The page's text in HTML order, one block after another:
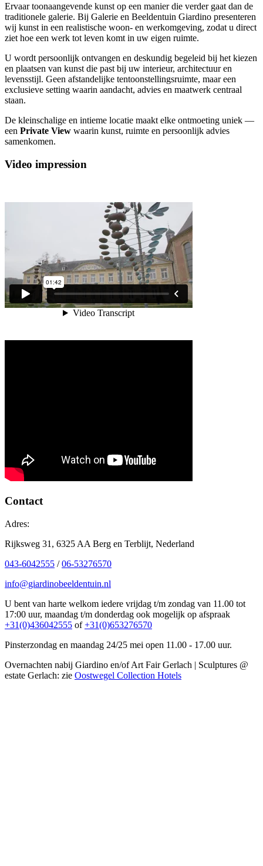
Ervaar toonaangevende kunst op een manier die verder gaat dan de
traditionele galerie. Bij Galerie en Beeldentuin Giardino presenteren
wij kunst in een realistische woon- en werkomgeving, zodat u direct
ziet hoe een werk tot leven komt in uw eigen ruimte.
U wordt persoonlijk ontvangen en deskundig begeleid bij het kiezen
en plaatsen van kunst die past bij uw interieur, architectuur en
levensstijl. Geen afstandelijke tentoonstellingsruimte, maar een
exclusieve setting waarin aandacht, advies en maatwerk centraal
staan.
De kleinschalige en intieme locatie maakt elke ontmoeting uniek —
een Private View waarin kunst, ruimte en persoonlijk advies
samenkomen.
Video impression
Contact
Adres:
Rijksweg 31, 6325 AA Berg en Terblijt, Nederland
043-6042555 /06-53276570
info@giardinobeeldentuin.nl
U bent van harte welkom iedere vrijdag t/m zondag van 11.00 tot
17:00 uur, maandag t/m donderdag ook mogelijk op afspraak
+31(0)436042555 of+31(0)653276570
Pinsterzondag en maandag 24/25 mei open 11.00 - 17.00 uur.
Overnachten nabij Giardino en/of Art Fair Gerlach | Sculptures @
estate Gerlach: zie Oostwegel Collection Hotels